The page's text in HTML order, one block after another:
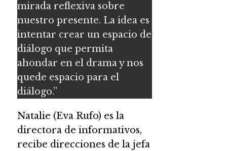
mirada reflexiva sobre
nuestro presente. La idea es
intentar crear un espacio de
diálogo que permita
ahondar en el drama y nos
quede espacio para el
diálogo.”
Natalie (Eva Rufo) es la
directora de informativos,
recibe direcciones de la jefa